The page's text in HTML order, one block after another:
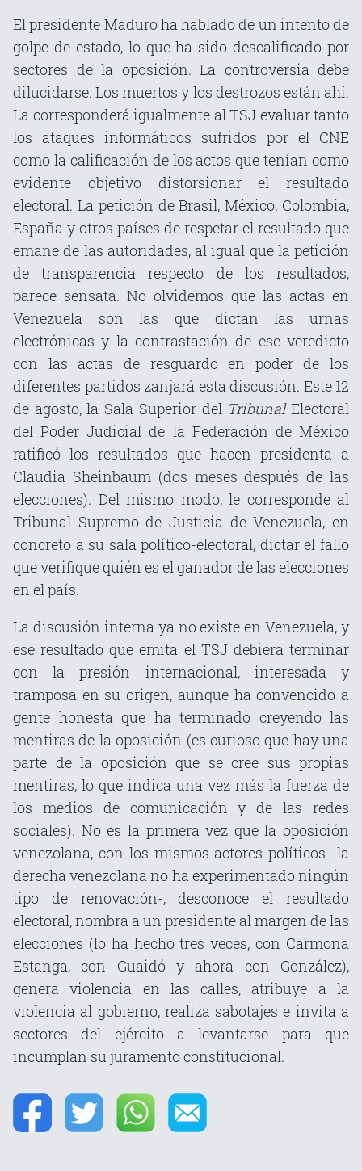
El presidente Maduro ha hablado de un intento de
golpe de estado, lo que ha sido descalificado por
sectores de la oposición. La controversia debe
dilucidarse. Los muertos y los destrozos están ahí.
La corresponderá igualmente al TSJ evaluar tanto
los ataques informáticos sufridos por el CNE
como la calificación de los actos que tenían como
evidente objetivo distorsionar el resultado
electoral. La petición de Brasil, México, Colombia,
España y otros países de respetar el resultado que
emane de las autoridades, al igual que la petición
de transparencia respecto de los resultados,
parece sensata. No olvidemos que las actas en
Venezuela son las que dictan las urnas
electrónicas y la contrastación de ese veredicto
con las actas de resguardo en poder de los
diferentes partidos zanjará esta discusión. Este 12
de agosto, la Sala Superior del TribunalElectoral
del Poder Judicial de la Federación de México
ratificó los resultados que hacen presidenta a
Claudia Sheinbaum (dos meses después de las
elecciones). Del mismo modo, le corresponde al
Tribunal Supremo de Justicia de Venezuela, en
concreto a su sala político-electoral, dictar el fallo
que verifique quién es el ganador de las elecciones
en el país.
La discusión interna ya no existe en Venezuela, y
ese resultado que emita el TSJ debiera terminar
con la presión internacional, interesada y
tramposa en su origen, aunque ha convencido a
gente honesta que ha terminado creyendo las
mentiras de la oposición (es curioso que hay una
parte de la oposición que se cree sus propias
mentiras, lo que indica una vez más la fuerza de
los medios de comunicación y de las redes
sociales). No es la primera vez que la oposición
venezolana, con los mismos actores políticos -la
derecha venezolana no ha experimentado ningún
tipo de renovación-, desconoce el resultado
electoral, nombra a un presidente al margen de las
elecciones (lo ha hecho tres veces, con Carmona
Estanga, con Guaidó y ahora con González),
genera violencia en las calles, atribuye a la
violencia al gobierno, realiza sabotajes e invita a
sectores del ejército a levantarse para que
incumplan su juramento constitucional.